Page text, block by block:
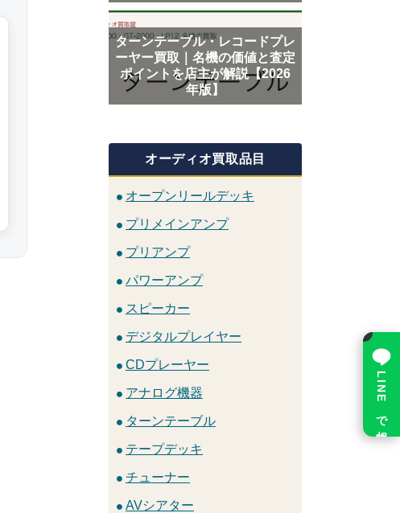
ターンテーブル・レコードプレ
ーヤー買取｜名機の価値と査定
ポイントを店主が解説【2026
年版】
オーディオ買取品目
オープンリールデッキ
プリメインアンプ
プリアンプ
パワーアンプ
スピーカー
デジタルプレイヤー
CDプレーヤー
アナログ機器
ターンテーブル
テープデッキ
チューナー
AVシアター
LINE で相談
×